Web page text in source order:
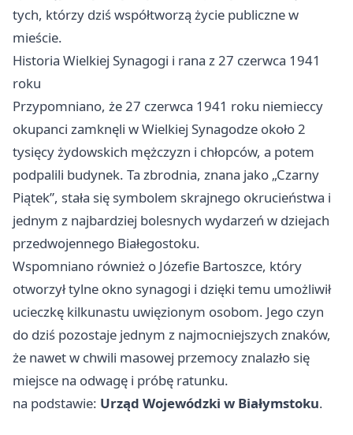
tych, którzy dziś współtworzą życie publiczne w
mieście.
Historia Wielkiej Synagogi i rana z 27 czerwca 1941
roku
Przypomniano, że 27 czerwca 1941 roku niemieccy
okupanci zamknęli w Wielkiej Synagodze około 2
tysięcy żydowskich mężczyzn i chłopców, a potem
podpalili budynek. Ta zbrodnia, znana jako „Czarny
Piątek”, stała się symbolem skrajnego okrucieństwa i
jednym z najbardziej bolesnych wydarzeń w dziejach
przedwojennego Białegostoku.
Wspomniano również o Józefie Bartoszce, który
otworzył tylne okno synagogi i dzięki temu umożliwił
ucieczkę kilkunastu uwięzionym osobom. Jego czyn
do dziś pozostaje jednym z najmocniejszych znaków,
że nawet w chwili masowej przemocy znalazło się
miejsce na odwagę i próbę ratunku.
na podstawie: Urząd Wojewódzki w Białymstoku.